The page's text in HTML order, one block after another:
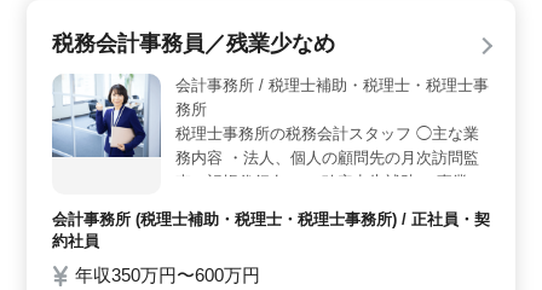
な方々が支えるチームでの勤務となります。 ＜業務
内容＞ この案件では、河川や海岸、トンネル工事など
の現場監督業務経験を活かしていただきます。発注者支
援業務や工事監督支援業務など、幅広い業務に携わるこ
とができます。現場での打ち合わせや資料作成、CADを
用いた図面の修正など、多岐にわたる業務をお任せしま
を活かしてスキルアップが図れます。 ＜キャリアパ
ス＞ 関東地域での様々な案件に携わりながら、スキル
や知識を磨いていただけます。さらなるキャリアアップ
やリーダーシップの発揮が期待されるポジションです。
税務会計事務員／残業少なめ
会計事務所 / 税理士補助・税理士・税理士事
務所
税理士事務所の税務会計スタッフ ◯主な業
務内容 ・法人、個人の顧問先の月次訪問監
査（記帳代行有） ・確定申告補助 ・事業承
継のサポート ＊残業少なめ ＊年間休日123
日 ＊交通費支給 事務所をともに支えるベテ
少数精鋭の事務所で、これまで培ったスキル
会計事務所 (税理士補助・税理士・税理士事務所) / 正社員・契
約社員
年収350万円〜600万円